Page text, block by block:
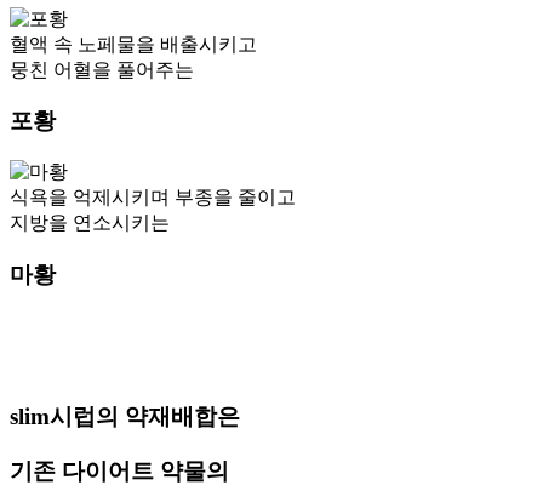
혈액 속 노페물을 배출시키고
뭉친 어혈을 풀어주는
포황
식욕을 억제시키며 부종을 줄이고
지방을 연소시키는
마황
slim시럽의 약재배합은
기존 다이어트 약물의